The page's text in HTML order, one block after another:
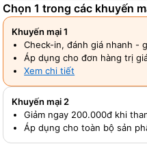
Chọn 1 trong các khuyến
Khuyến mại 1
Check-in, đánh giá nhanh -
Áp dụng cho đơn hàng trị
Xem chi tiết
Khuyến mại 2
Giảm ngay 200.000đ khi
Áp dụng cho toàn bộ sản